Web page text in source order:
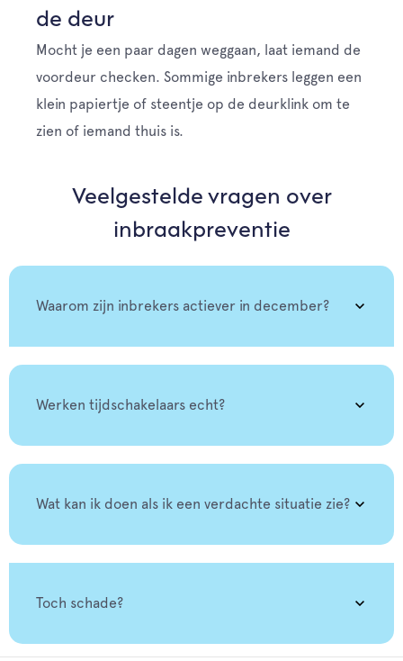
de deur
Mocht je een paar dagen weggaan, laat iemand de
voordeur checken. Sommige inbrekers leggen een
klein papiertje of steentje op de deurklink om te
zien of iemand thuis is.
Veelgestelde vragen over
inbraakpreventie
Waarom zijn inbrekers actiever in december?
Werken tijdschakelaars echt?
Wat kan ik doen als ik een verdachte situatie zie?
Toch schade?